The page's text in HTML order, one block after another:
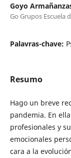
Goyo
Go Grupos Escuela
Palavras-chave:
Resumo
Hago un breve
pandemia. En
profesionales y
emocionales
cara a la